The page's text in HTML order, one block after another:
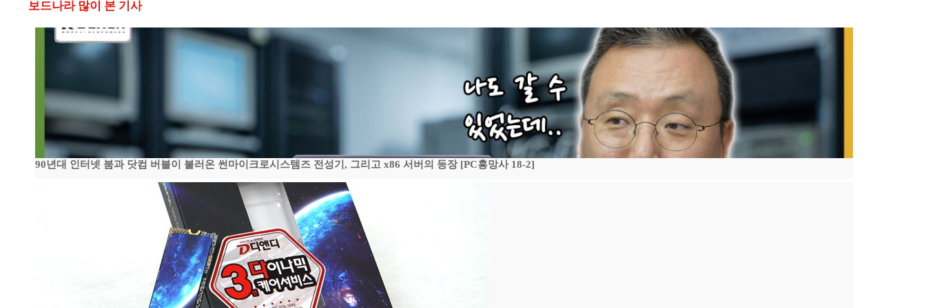
보드나라 많이 본 기사
90년대 인터넷 붐과 닷컴 버블이 불러온 썬마이크로시스템즈 전성기, 그리고 x86 서버의 등장 [PC흥망사 18-2]